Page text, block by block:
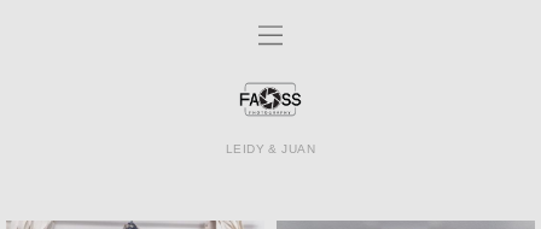
LEIDY & JUAN